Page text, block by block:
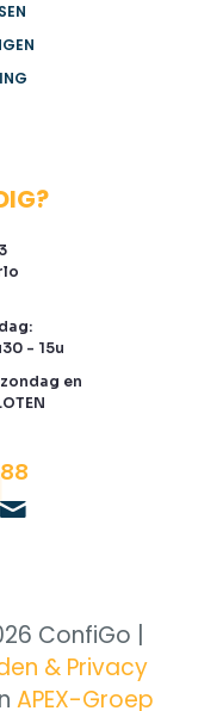
- 15u
en
ConfiGo |
& Privacy
APEX-Groep